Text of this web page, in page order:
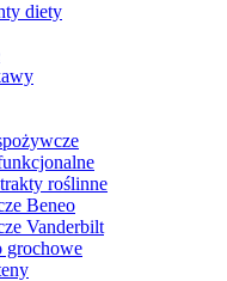
diety
roślinne
Beneo
Vanderbilt
grochowe